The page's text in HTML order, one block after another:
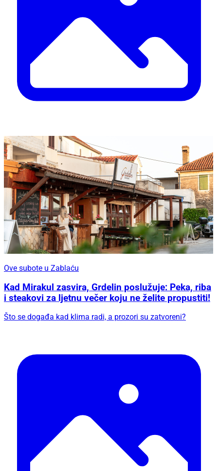
Ove subote u Zablaću
Kad Mirakul zasvira, Grdelin poslužuje: Peka, riba
i steakovi za ljetnu večer koju ne želite propustiti!
Što se događa kad klima radi, a prozori su zatvoreni?